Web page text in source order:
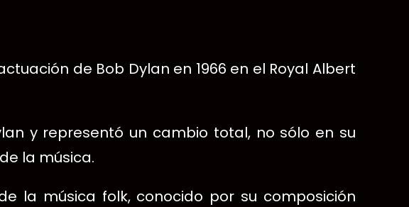
de Bob Dylan en 1966 en el Royal Albert
y representó un cambio total, no sólo en su
la música.
la música folk, conocido por su composición